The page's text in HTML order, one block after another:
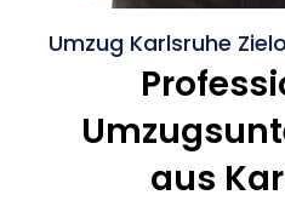
Umzug Karlsruhe
aus